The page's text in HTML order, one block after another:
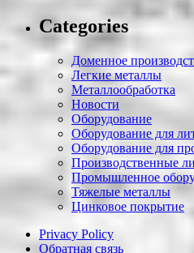
Categories
Доменное
Легкие металлы
Металлообработка
Новости
Оборудование
Оборудование для
Оборудование для
Производственные
Промышленное
Тяжелые металлы
Цинковое покрытие
Privacy Policy
Обратная связь